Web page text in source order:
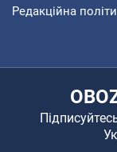
Редакційна